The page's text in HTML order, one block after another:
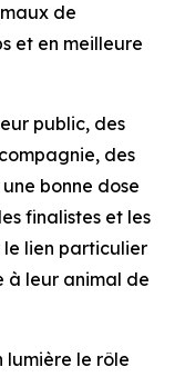
de
et en meilleure
public, des
des
bonne dose
finalistes et les
le lien particulier
à leur animal de
lumière le rôle